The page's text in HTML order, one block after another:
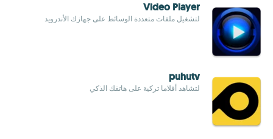
Video Player
لتشغيل ملفات متعددة الوسائط على جهازك الأندرويد
puhutv
لتشاهد أفلاما تركية على هاتفك الذكي